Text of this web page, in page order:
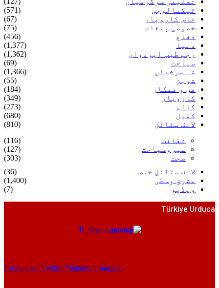
ٹیکنالوجی
(571)
خاص کاروبار
(67)
خصوصی پیغام
(75)
دفاع
(456)
دنیا
(1,377)
رجب طیب ایردوان
(1,362)
سیاحت
(69)
شہ سرخیاں
(1,366)
شوبز
(55)
فن و فنکار
(184)
کاروبار
(349)
کالم
(273)
کھیل
(680)
لائف سٹائل
(810)
ثقافت
(116)
سیروسیاحت
(127)
صحت
(303)
لائف سٹائل خاص
(36)
مشرق وسطی
(1,400)
ویڈیو
(7)
Türkiye Urduca
Facebook-f TwitterYoutube Instagram